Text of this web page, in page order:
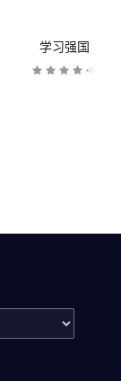
学习强国